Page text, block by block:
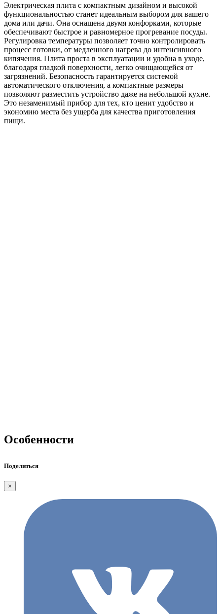
Электрическая плита с компактным дизайном и высокой
функциональностью станет идеальным выбором для вашего
дома или дачи. Она оснащена двумя конфорками, которые
обеспечивают быстрое и равномерное прогревание посуды.
Регулировка температуры позволяет точно контролировать
процесс готовки, от медленного нагрева до интенсивного
кипячения. Плита проста в эксплуатации и удобна в уходе,
благодаря гладкой поверхности, легко очищающейся от
загрязнений. Безопасность гарантируется системой
автоматического отключения, а компактные размеры
позволяют разместить устройство даже на небольшой кухне.
Это незаменимый прибор для тех, кто ценит удобство и
экономию места без ущерба для качества приготовления
пищи.
Особенности
Поделиться
×